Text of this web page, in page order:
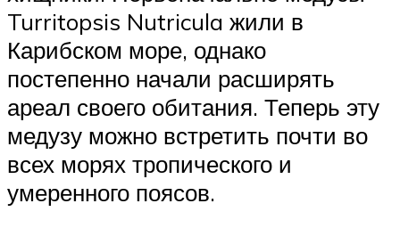
Turritopsis Nutricula жили в
Карибском море, однако
постепенно начали расширять
ареал своего обитания. Теперь эту
медузу можно встретить почти во
всех морях тропического и
умеренного поясов.